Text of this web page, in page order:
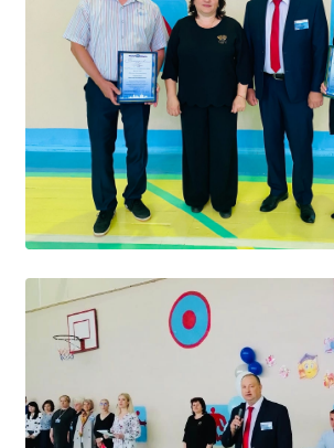
Студенческий спортивный клуб
МЕТОДИЧЕСКАЯ РАБОТА
В помощь педагогам и мастерам ПО
ПРОЧЕЕ
История нашего техникума
Фотографии техникума
ПОЛЕЗНЫЕ ССЫЛКИ
Министерство науки и высшего
Главное управление по
наркотиков